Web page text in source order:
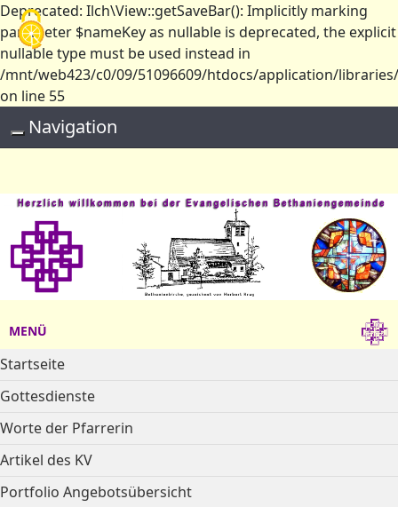
Deprecated: Ilch\View::getSaveBar(): Implicitly marking
parameter $nameKey as nullable is deprecated, the explicit
nullable type must be used instead in
/mnt/web423/c0/09/51096609/htdocs/application/
on line 55
Toggle navigation
Navigation
MENÜ
Startseite
Gottesdienste
Worte der Pfarrerin
Artikel des KV
Portfolio Angebotsübersicht
Cookie-Einstellungen